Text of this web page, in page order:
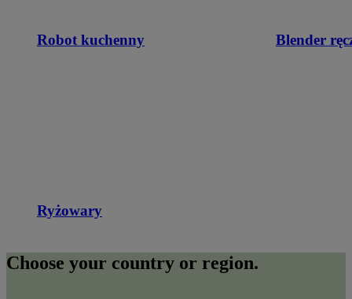
Robot kuchenny Blender
Ryżowary
Choose your country or region.